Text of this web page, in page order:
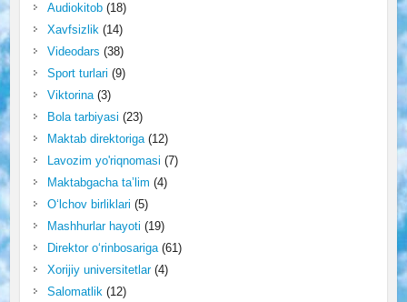
Audiokitob(18)
Xavfsizlik(14)
Videodars (38)
Sport turlari (9)
Viktorina(3)
Bola tarbiyasi (23)
Maktab direktoriga(12)
Lavozim yo'riqnomasi (7)
Maktabgacha ta’lim (4)
O‘lchov birliklari (5)
Mashhurlar hayoti (19)
Direktor o‘rinbosariga(61)
Xorijiy universitetlar(4)
Salomatlik(12)